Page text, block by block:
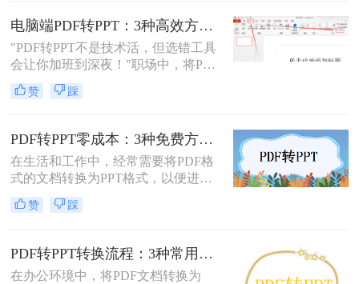
电脑端PDF转PPT：3种高效方法的操作步骤和格式保留设置！
"PDF转PPT不是技术活，但选错工具
会让你加班到深夜！"职场中，将PDF
报告一键转化为PPT演示文稿是高频
刚需。然而，90%的办公族曾陷入“转
工”的泥潭——这不是能力问题，而
是工具选择的致命陷阱。那么怎么在
电脑上把pdf转换成ppt呢？作为深耕
电脑办公软件测评8年的博主，我亲
测30+工具，今天聚焦精准高效的转
换方案，帮你避开99%的坑。拒绝低
赞 踩
PDF转PPT零成本：3种免费方案的实际效果和隐藏限制！
在生活和工作中，经常需要将PDF格
式的文档转换为PPT格式，以便进行
演示和讲解。然而，一些专业的PDF
转PPT软件可能需要付费购买。那么
介绍三种不需要花钱就能将PDF转换
成PPT的方法。
赞 踩
PDF转PPT转换流程：3种常用方法的速度和精度对比！
在办公环境中，将PDF文档转换为